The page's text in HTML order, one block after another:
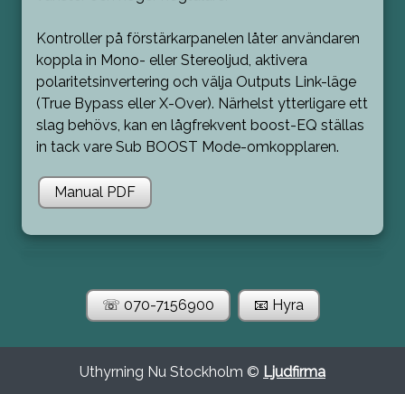
Kontroller på förstärkarpanelen låter användaren
koppla in Mono- eller Stereoljud, aktivera
polaritetsinvertering och välja Outputs Link-läge
(True Bypass eller X-Over). Närhelst ytterligare ett
slag behövs, kan en lågfrekvent boost-EQ ställas
in tack vare Sub BOOST Mode-omkopplaren.
Manual PDF
☏ 070-7156900 📧 Hyra
Uthyrning Nu Stockholm © Ljudfirma